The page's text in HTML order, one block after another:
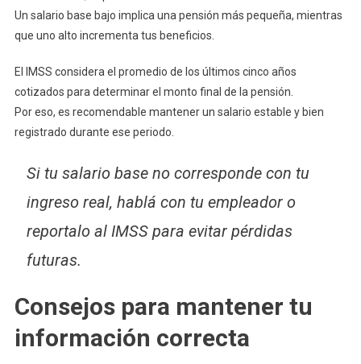
Un salario base bajo implica una pensión más pequeña, mientras
que uno alto incrementa tus beneficios.
El IMSS considera el promedio de los últimos cinco años
cotizados para determinar el monto final de la pensión.
Por eso, es recomendable mantener un salario estable y bien
registrado durante ese periodo.
Si tu salario base no corresponde con tu
ingreso real, hablá con tu empleador o
reportalo al IMSS para evitar pérdidas
futuras.
Consejos para mantener tu
información correcta